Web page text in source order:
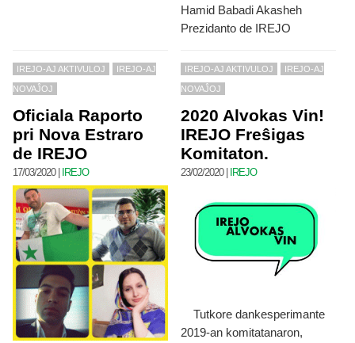
Hamid Babadi Akasheh
Prezidanto de IREJO
IREJO-AJ AKTIVULOJ IREJO-AJ
NOVAĴOJ
Oficiala Raporto
pri Nova Estraro
de IREJO
17/03/2020| IREJO
IREJO-AJ AKTIVULOJ IREJO-AJ
NOVAĴOJ
2020 Alvokas Vin!
IREJO Freŝigas
Komitaton.
23/02/2020| IREJO
Tutkore dankesperimante
2019-an komitatanaron,